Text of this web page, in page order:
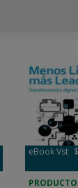
eBook Vst
PRODUCTO